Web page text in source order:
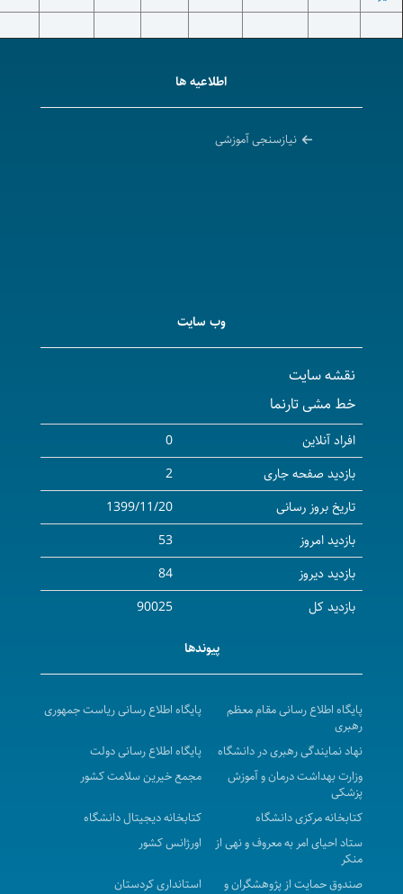
2
مقام معظم پایگاه اطلاع رسانی ریاست جمهوری
رهبری در دانشگاه
پایگاه اطلاع رسانی دولت
درمان و آموزش
مجمع خیرین سلامت کشور
دانشگاه
کتابخانه دیجیتال دانشگاه
به معروف و نهی از
اورژانس کشور
پژوهشگران و استانداری کردستان